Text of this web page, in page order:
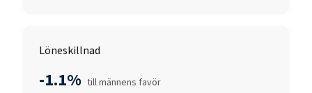
Löneskillnad
-1.1% till männens favör